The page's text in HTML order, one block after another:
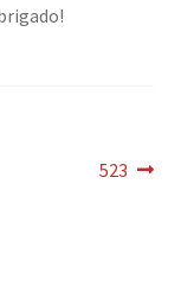
0 item(s)
Próximo
523